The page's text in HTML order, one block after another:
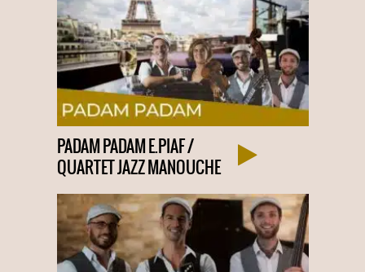
PADAM PADAM E.PIAF /
QUARTET JAZZ MANOUCHE